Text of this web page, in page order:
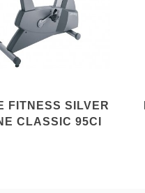
FITNESS SILVER
CLASSIC 95CI